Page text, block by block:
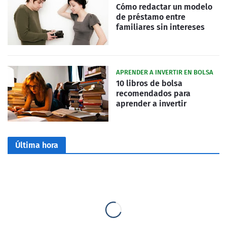
Cómo redactar un modelo
de préstamo entre
familiares sin intereses
APRENDER A INVERTIR EN BOLSA
10 libros de bolsa
recomendados para
aprender a invertir
Última hora